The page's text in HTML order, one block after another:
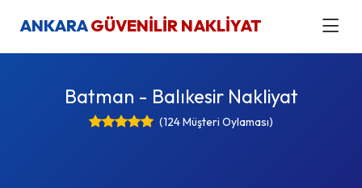
ANKARAGÜVENİLİR NAKLİYAT
Batman - Balıkesir Nakliyat
(124 Müşteri Oylaması)